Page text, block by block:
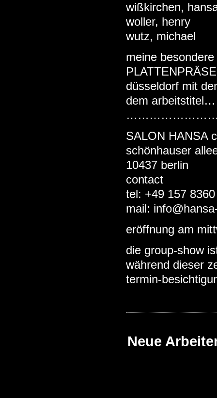
wißkirchen,
woller, henry
wutz, michael
meine
düsseldorf mit
dem
SALON HANSA
schönhauser
10437 berlin
contact
tel: +49 157
mail:
eröffnung am
die group-show
während dieser
termin-
Neue